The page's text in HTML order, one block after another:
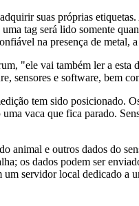
suas próprias
tag será lido somente
na presença de metal,
"ele vai também ler a
sensores e software, bem
tem sido posicionado.
vaca que fica parado.
e outros dados do
os dados podem ser
servidor local dedicado